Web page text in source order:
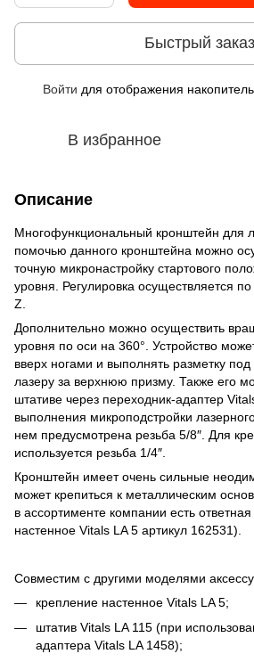
Быстрый заказ
Войти для отображения
В избранное
Описание
Многофункциональный кронштейн для
помочью данного кронштейна можно
точную микронастройку стартового
уровня. Регулировка осуществляется
Z.
Дополнительно можно осуществить
уровня по оси на 360°. Устройство
вверх ногами и выполнять разметку
лазеру за верхнюю призму. Также его
штативе через переходник-адаптер
выполнения микроподстройки
нем предусмотрена резьба 5/8″. Для
используется резьба 1/4″.
Кронштейн имеет очень сильные
может крепиться к металлическим
в ассортименте компании есть
настенное Vitals LA 5 артикул 162531).
Совместим с другими моделями
крепление настенное Vitals LA 5;
штатив Vitals LA 115 (при
адаптера Vitals LA 1458);